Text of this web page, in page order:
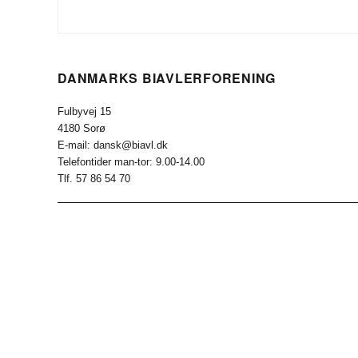
DANMARKS BIAVLERFORENING
Fulbyvej 15
4180 Sorø
E-mail: dansk@biavl.dk
Telefontider man-tor: 9.00-14.00
Tlf. 57 86 54 70